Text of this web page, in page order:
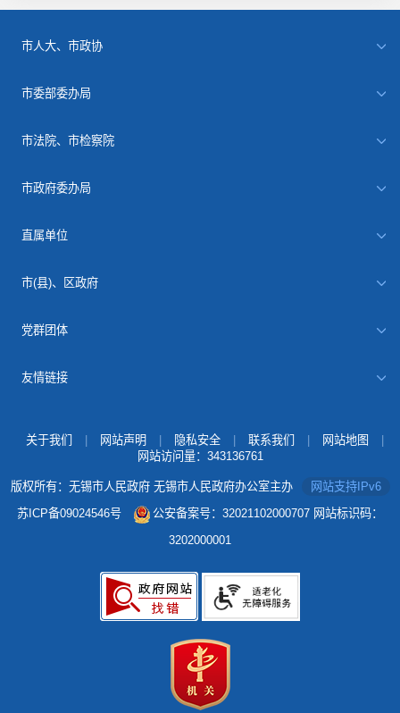
市人大、市政协
市委部委办局
市法院、市检察院
市政府委办局
直属单位
市(县)、区政府
党群团体
友情链接
关于我们 网站声明 隐私安全 联系我们 网站地图
网站访问量： 343136761
版权所有：无锡市人民政府 无锡市人民政府办公室主办
网站支持IPv6
苏ICP备09024546号
公安备案号：32021102000707 网站标识码：
3202000001